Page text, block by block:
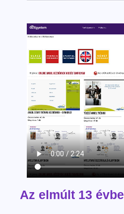
Az elmúlt 13